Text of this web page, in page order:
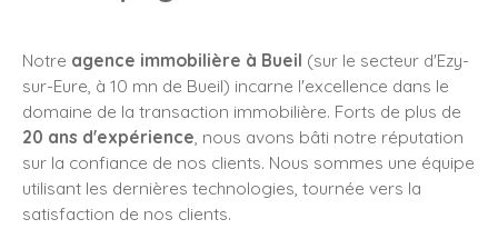
Notre agence immobilière à Bueil (sur le secteur d'Ezy-
sur-Eure, à 10 mn de Bueil) incarne l'excellence dans le
domaine de la transaction immobilière. Forts de plus de
20 ans d'expérience , nous avons bâti notre réputation
sur la confiance de nos clients. Nous sommes une équipe
utilisant les dernières technologies, tournée vers la
satisfaction de nos clients.